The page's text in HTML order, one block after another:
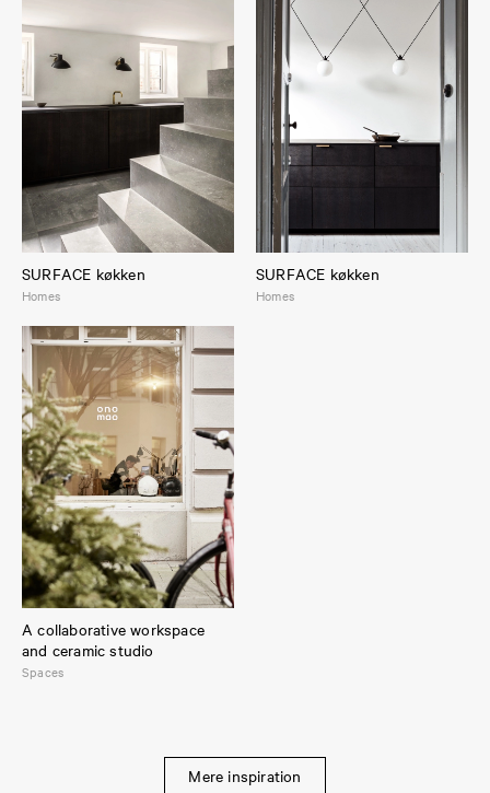
SURFACE køkken
Homes
SURFACE køkken
Homes
A collaborative workspace
and ceramic studio
Spaces
Mere inspiration